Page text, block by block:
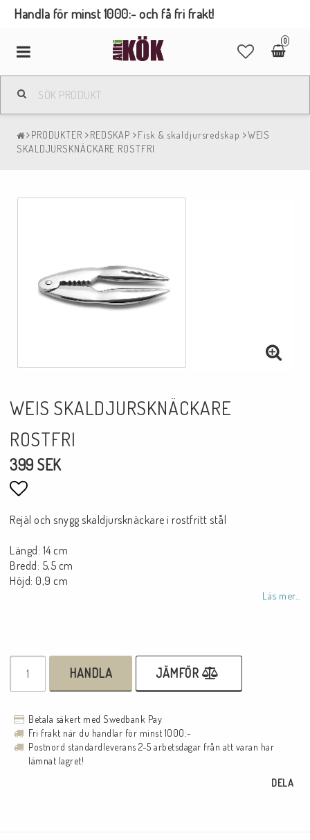
Handla för minst 1000:- och få fri frakt!
0
Toggle
navigation
PRODUKTER REDSKAP Fisk & skaldjursredskap
WEIS
SKALDJURSKNÄCKARE ROSTFRI
WEIS SKALDJURSKNÄCKARE
ROSTFRI
399 SEK
Lägg till i favoritlistan
Rejäl och snygg skaldjursknäckare i rostfritt stål
Längd: 14 cm
Bredd: 5,5 cm
Höjd: 0,9 cm
Läs mer...
HANDLA JÄMFÖR
Betala säkert med Swedbank Pay
Fri frakt när du handlar för minst 1000:-
Postnord standardleverans 2-5 arbetsdagar från att varan har
lämnat lagret!
DELA